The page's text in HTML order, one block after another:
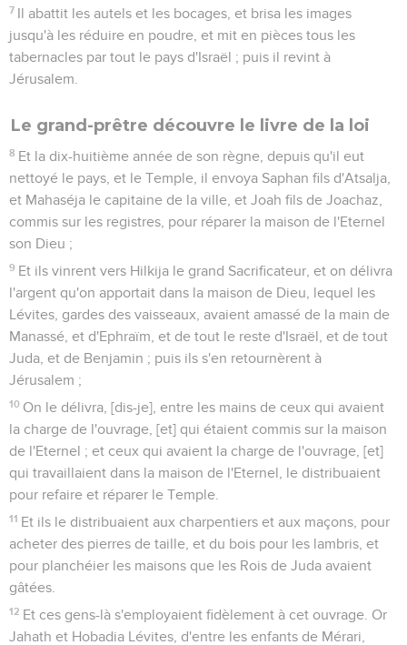
7 Il abattit les autels et les bocages, et brisa les images
jusqu'à les réduire en poudre, et mit en pièces tous les
tabernacles par tout le pays d'Israël ; puis il revint à
Jérusalem.
Le grand-prêtre découvre le livre de la loi
8 Et la dix-huitième année de son règne, depuis qu'il eut
nettoyé le pays, et le Temple, il envoya Saphan fils d'Atsalja,
et Mahaséja le capitaine de la ville, et Joah fils de Joachaz,
commis sur les registres, pour réparer la maison de l'Eternel
son Dieu ;
9 Et ils vinrent vers Hilkija le grand Sacrificateur, et on délivra
l'argent qu'on apportait dans la maison de Dieu, lequel les
Lévites, gardes des vaisseaux, avaient amassé de la main de
Manassé, et d'Ephraïm, et de tout le reste d'Israël, et de tout
Juda, et de Benjamin ; puis ils s'en retournèrent à
Jérusalem ;
10 On le délivra, [dis-je], entre les mains de ceux qui avaient
la charge de l'ouvrage, [et] qui étaient commis sur la maison
de l'Eternel ; et ceux qui avaient la charge de l'ouvrage, [et]
qui travaillaient dans la maison de l'Eternel, le distribuaient
pour refaire et réparer le Temple.
11 Et ils le distribuaient aux charpentiers et aux maçons, pour
acheter des pierres de taille, et du bois pour les lambris, et
pour planchéier les maisons que les Rois de Juda avaient
gâtées.
12 Et ces gens-là s'employaient fidèlement à cet ouvrage. Or
Jahath et Hobadia Lévites, d'entre les enfants de Mérari,